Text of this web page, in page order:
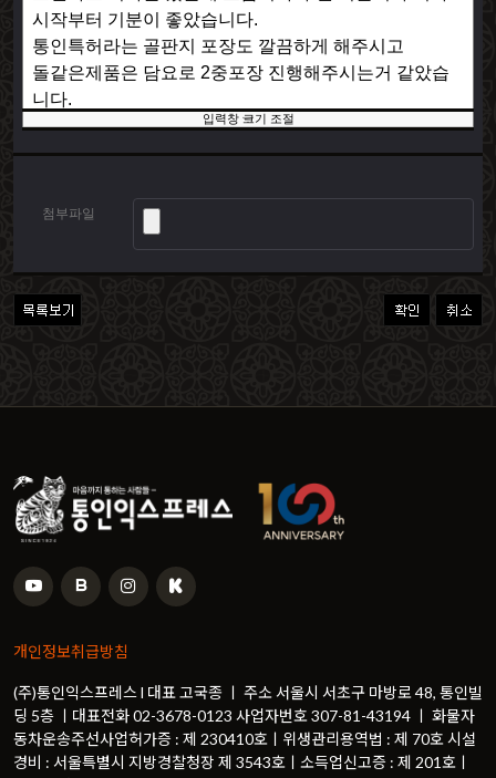
입력창 크기 조절
첨부파일
개인정보취급방침
(주)통인익스프레스 l 대표 고국종 ㅣ 주소 서울시 서초구 마방로 48, 통인빌
딩 5층 ㅣ대표전화 02-3678-0123 사업자번호 307-81-43194 ㅣ 화물자
동차운송주선사업허가증 : 제 230410호ㅣ위생관리용역법 : 제 70호 시설
경비 : 서울특별시 지방경찰청장 제 3543호ㅣ소득업신고증 : 제 201호ㅣ